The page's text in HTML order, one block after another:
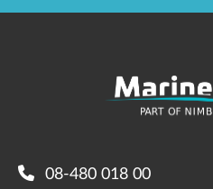
08-480 018 00